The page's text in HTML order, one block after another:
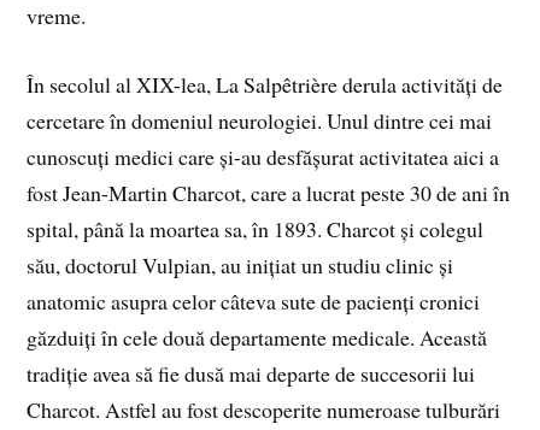
vreme.
În secolul al XIX-lea, La Salpêtrière derula activități de
cercetare în domeniul neurologiei. Unul dintre cei mai
cunoscuți medici care și-au desfășurat activitatea aici a
fost Jean-Martin Charcot, care a lucrat peste 30 de ani în
spital, până la moartea sa, în 1893. Charcot și colegul
său, doctorul Vulpian, au inițiat un studiu clinic și
anatomic asupra celor câteva sute de pacienți cronici
găzduiți în cele două departamente medicale. Această
tradiție avea să fie dusă mai departe de succesorii lui
Charcot. Astfel au fost descoperite numeroase tulburări